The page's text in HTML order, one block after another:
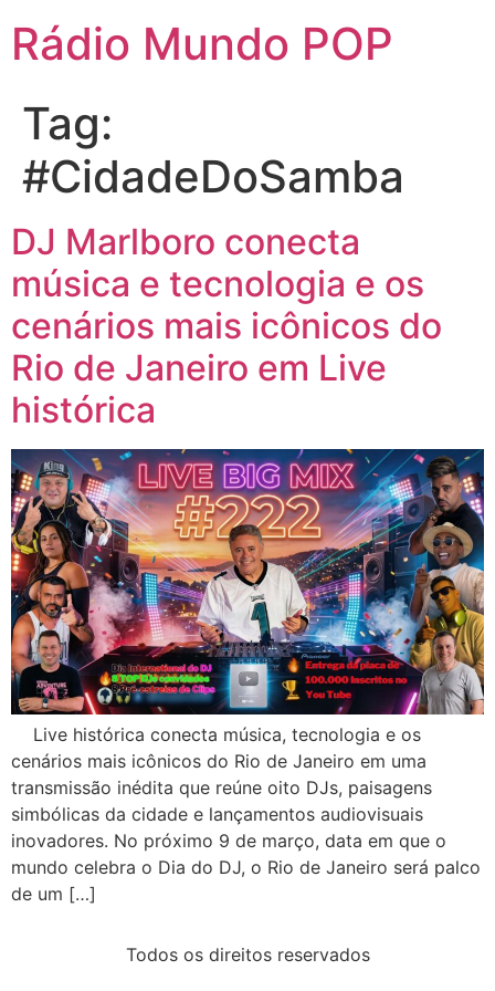
Rádio Mundo POP
Tag:
#CidadeDoSamba
DJ Marlboro conecta
música e tecnologia e os
cenários mais icônicos do
Rio de Janeiro em Live
histórica
Live histórica conecta música, tecnologia e os
cenários mais icônicos do Rio de Janeiro em uma
transmissão inédita que reúne oito DJs, paisagens
simbólicas da cidade e lançamentos audiovisuais
inovadores. No próximo 9 de março, data em que o
mundo celebra o Dia do DJ, o Rio de Janeiro será palco
de um […]
Todos os direitos reservados